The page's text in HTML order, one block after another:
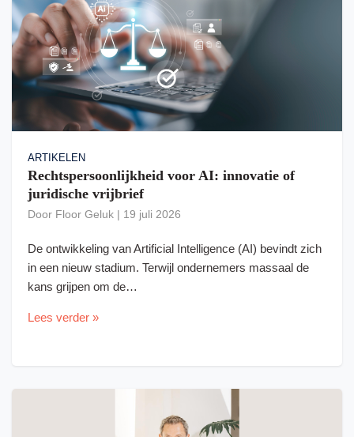
ARTIKELEN
Rechtspersoonlijkheid voor AI: innovatie of
juridische vrijbrief
Door Floor Geluk | 19 juli 2026
De ontwikkeling van Artificial Intelligence (AI) bevindt zich
in een nieuw stadium. Terwijl ondernemers massaal de
kans grijpen om de…
Lees verder »